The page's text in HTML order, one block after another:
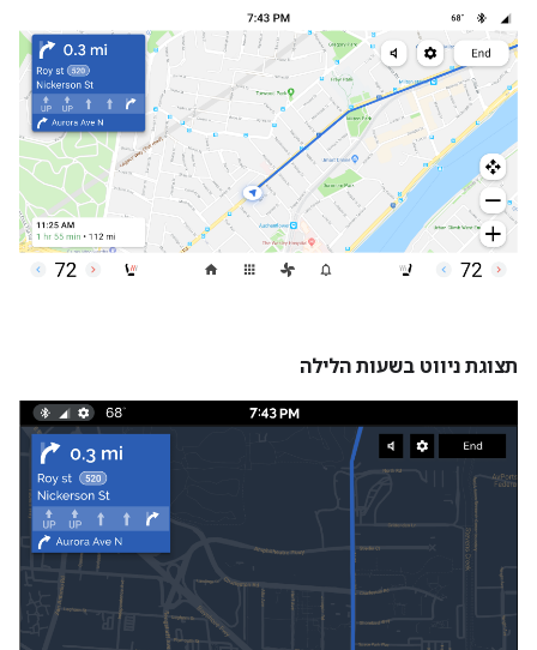
תצוגת ניווט בשעות הלילה